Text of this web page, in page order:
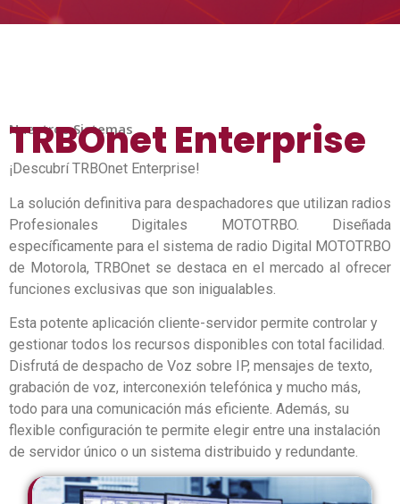
Nuestros Sistemas
TRBOnet Enterprise
¡Descubrí TRBOnet Enterprise!
La solución definitiva para despachadores que utilizan radios
Profesionales Digitales MOTOTRBO. Diseñada
específicamente para el sistema de radio Digital MOTOTRBO
de Motorola, TRBOnet se destaca en el mercado al ofrecer
funciones exclusivas que son inigualables.
Esta potente aplicación cliente-servidor permite controlar y
gestionar todos los recursos disponibles con total facilidad.
Disfrutá de despacho de Voz sobre IP, mensajes de texto,
grabación de voz, interconexión telefónica y mucho más,
todo para una comunicación más eficiente. Además, su
flexible configuración te permite elegir entre una instalación
de servidor único o un sistema distribuido y redundante.